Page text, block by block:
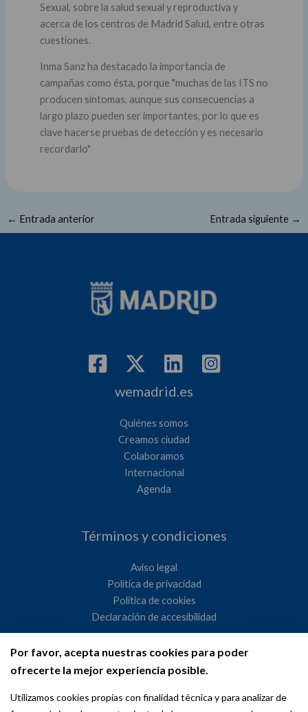
Por favor, acepta nuestras cookies para poder
ofrecerte la mejor experiencia posible.
Utilizamos cookies propias con finalidad técnica y para analizar de
Sexual, sobre la salud sexual y reproductiva y
acerca de los centros de Madrid Salud, entre otras
cuestiones.
Inma Sanz ha destacado la importancia de
campañas como ésta, porque "muchas de las ITS no
producen síntomas, aunque sus consecuencias a
largo plazo pueden ser importantes, por lo que es
clave hacerse pruebas de detección y es necesario
recordarlo"
← Entrada anterior Entrada siguiente →
wemadrid.es
Quiénes somos
Creamos ciudad
Colaboramos
Internacional
Agenda
Términos y condiciones
Aviso legal
Política de privacidad
Política de cookies
Declaración de accesibilidad
Ayuntamiento de Madrid
WeMadrid es un sitio web del Ayuntamiento de Madrid